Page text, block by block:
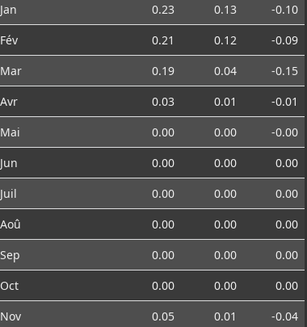
Jan 0.23 0.13
-0.10
Fév
0.21 0.12
-0.09
Mar
0.19 0.04
-0.15
Avr
0.03 0.01
-0.01
Mai
0.00 0.00
-0.00
Jun
0.00 0.00
0.00
Juil
0.00 0.00
0.00
Aoû
0.00 0.00
0.00
Sep
0.00 0.00
0.00
Oct
0.00 0.00
0.00
Nov
0.05 0.01 -0.04